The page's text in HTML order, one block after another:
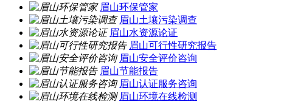
眉山环保管家
眉山土壤污染调查
眉山水资源论证
眉山可行性研究报告
眉山安全评价咨询
眉山节能报告
眉山认证服务咨询
眉山环境在线检测